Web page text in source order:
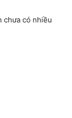
chưa có nhiều